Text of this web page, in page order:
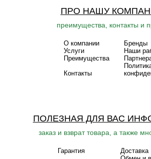
ПРО НАШУ
преимущества, контакты и
О компании
Бренды
Услуги
Наши
Преимущества
Контакты
ПОЛЕЗНАЯ ДЛЯ ВАС
заказ и взврат товара, а также
Гарантия
Доставка